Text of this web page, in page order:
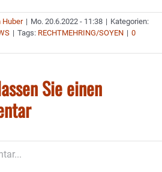
Huber | Mo. 20.6.2022 - 11:38 | Kategorien:
| Tags: RECHTMEHRING/SOYEN | 0
Sie einen